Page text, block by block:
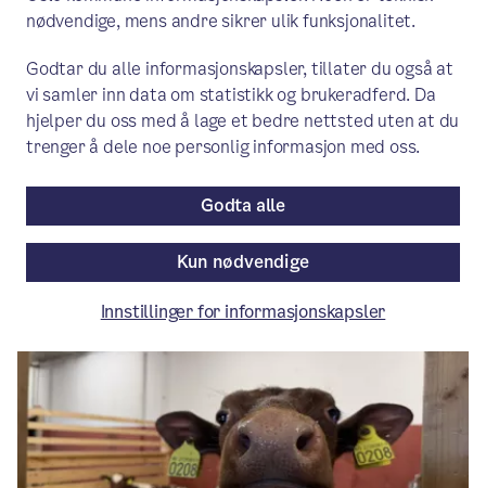
Påsken nærmer seg, og mange har planer
om å tilbringe ferien hjemme i Oslo.
Heldigvis er det mye gøy å finne på –
enten du vil være aktiv, kreativ eller bare
nyte rolige dager i byen.
/ Publisert: 27.03.2026
Av Byrådslederens kontor
nødvendige, mens andre sikrer ulik funksjonalitet.
Godtar du alle informasjonskapsler, tillater du også at
vi samler inn data om statistikk og brukeradferd. Da
hjelper du oss med å lage et bedre nettsted uten at du
trenger å dele noe personlig informasjon med oss.
Kun nødvendige
Godta alle
Innstillinger for informasjonskapsler